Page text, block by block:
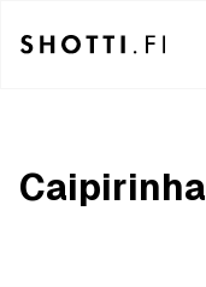
Caipirinha